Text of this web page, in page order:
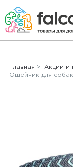
Главная > Акции и
Ошейник для